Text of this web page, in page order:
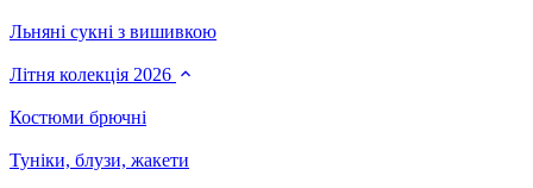
Льняні сукні з вишивкою
Літня колекція 2026
Костюми брючні
Туніки, блузи, жакети